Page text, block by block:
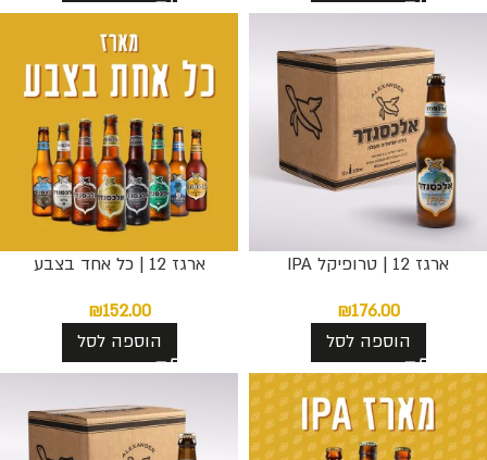
ארגז 12 | טרופיקל IPA
₪176.00
הוספה לסל
ארגז 12 | כל אחד בצבע
₪152.00
הוספה לסל